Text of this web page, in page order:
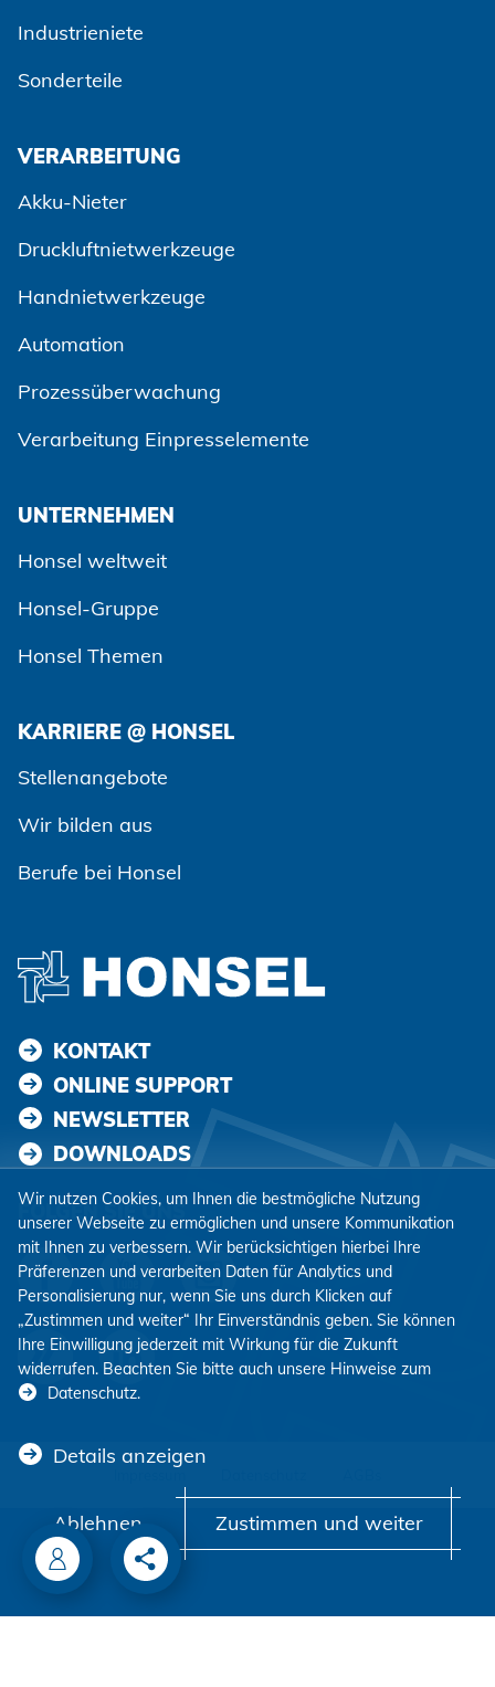
Industrieniete
Sonderteile
VERARBEITUNG
Akku-Nieter
Druckluftnietwerkzeuge
Handnietwerkzeuge
Automation
Prozessüberwachung
Verarbeitung Einpresselemente
UNTERNEHMEN
Honsel weltweit
Honsel-Gruppe
Honsel Themen
KARRIERE @ HONSEL
Stellenangebote
Wir bilden aus
Berufe bei Honsel
KONTAKT
ONLINE SUPPORT
NEWSLETTER
DOWNLOADS
FOLGEN SIE UNS
Wir nutzen Cookies, um Ihnen die bestmögliche Nutzung
unserer Webseite zu ermöglichen und unsere Kommunikation
mit Ihnen zu verbessern. Wir berücksichtigen hierbei Ihre
Präferenzen und verarbeiten Daten für Analytics und
Personalisierung nur, wenn Sie uns durch Klicken auf
„Zustimmen und weiter“ Ihr Einverständnis geben. Sie können
Ihre Einwilligung jederzeit mit Wirkung für die Zukunft
widerrufen. Beachten Sie bitte auch unsere Hinweise zum
Datenschutz.
Details anzeigen
Ablehnen Zustimmen und weiter